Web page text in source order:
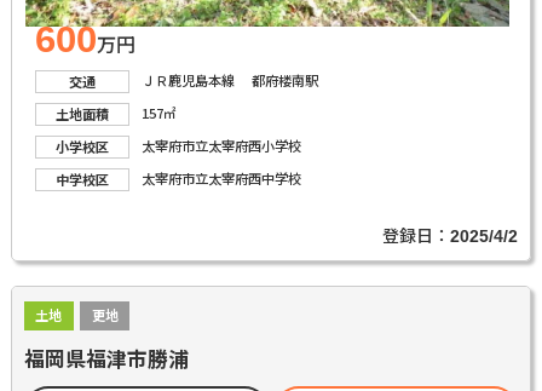
600万円
交通
ＪＲ鹿児島本線 都府楼南駅
土地面積
157㎡
小学校区
太宰府市立太宰府西小学校
中学校区
太宰府市立太宰府西中学校
登録日：2025/4/2
土地 更地
福岡県福津市勝浦